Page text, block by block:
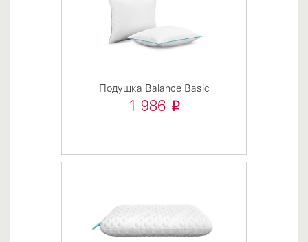
Подушка Balance Basic
1 986 i